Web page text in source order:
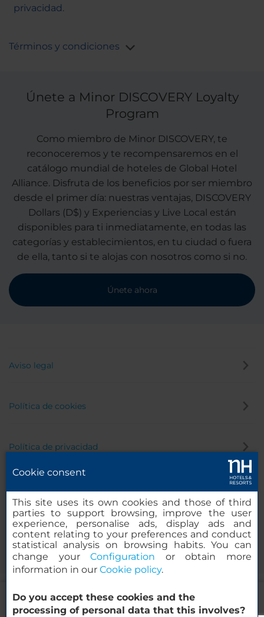
DESDE 75.73
Impuestos y tasas incluidas
privacidad.
Términos y condiciones
Únete a Minor DISCOVERY Loyalty
Program
Como miembro de Minor DISCOVERY, te
reconoceremos y te recompensaremos en el
catálogo mundial de hoteles de Global Hotel
Alliance. Disfruta de los beneficios por ser miembro
desde el primer día: nuestras ventajas, DISCOVERY
Dollars (D$) y Experiencias y Live Local están
disponibles para ti inmediatamente, en todas las
categorías y establecimientos, en tu ciudad o fuera
de ella, tanto si te alojas con nosotros como si no.
Únete ahora
Aviso legal
Política de cookies
Política de privacidad
© 2000-2026 MINOR HOTELS EUROPE & AMERICAS Santa Engracia,
Cookie consent
This site uses its own cookies and those of third
parties to support browsing, improve the user
experience, personalise ads, display ads and
content relating to your preferences and conduct
statistical analysis on browsing habits. You can
change yourConfiguration or obtain more
information in our Cookie policy.
Do you accept these cookies and the
processing of personal data that this involves?